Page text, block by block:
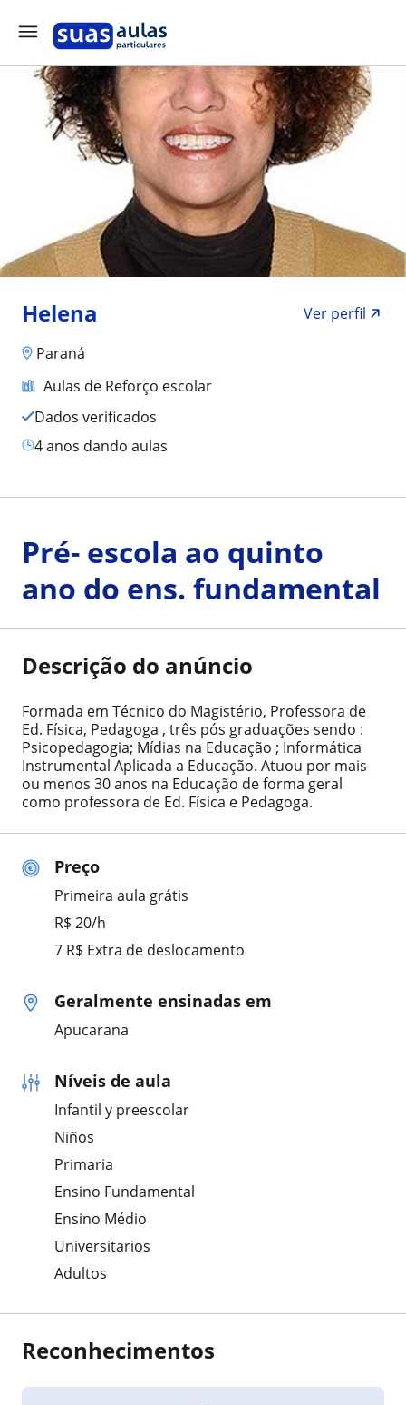
Helena
Ver perfil
Paraná
Aulas de Reforço escolar
Dados verificados
4 anos dando aulas
Preço
Primeira aula grátis
R$ 20/h
7 R$ Extra de deslocamento
Geralmente ensinadas em
Apucarana
Níveis de aula
Infantil y preescolar
Niños
Primaria
Ensino Fundamental
Ensino Médio
Universitarios
Adultos
Pré- escola ao quinto
ano do ens. fundamental
Descrição do anúncio
Formada em Técnico do Magistério, Professora de
Ed. Física, Pedagoga , três pós graduações sendo :
Psicopedagogia; Mídias na Educação ; Informática
Instrumental Aplicada a Educação. Atuou por mais
ou menos 30 anos na Educação de forma geral
como professora de Ed. Física e Pedagoga.
Reconhecimentos